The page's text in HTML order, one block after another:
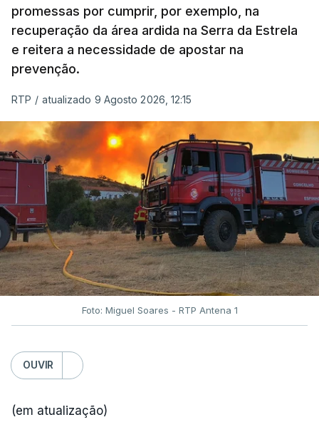
promessas por cumprir, por exemplo, na
recuperação da área ardida na Serra da Estrela
e reitera a necessidade de apostar na
prevenção.
RTP / atualizado 9 Agosto 2026, 12:15
Foto: Miguel Soares - RTP Antena 1
OUVIR
(em atualização)